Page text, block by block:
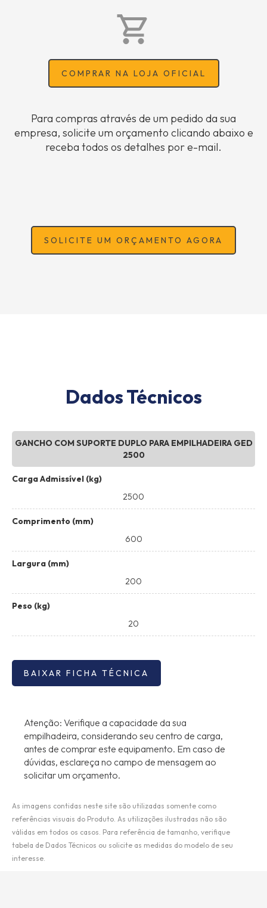
COMPRAR NA LOJA OFICIAL
Para compras através de um pedido da sua
empresa, solicite um orçamento clicando abaixo e
receba todos os detalhes por e-mail.
SOLICITE UM ORÇAMENTO AGORA
Dados Técnicos
GANCHO COM SUPORTE DUPLO PARA EMPILHADEIRA GED
2500
Carga Admissível (kg)
2500
Comprimento (mm)
600
Largura (mm)
200
Peso (kg)
20
BAIXAR FICHA TÉCNICA
Atenção: Verifique a capacidade da sua
empilhadeira, considerando seu centro de carga,
antes de comprar este equipamento. Em caso de
dúvidas, esclareça no campo de mensagem ao
solicitar um orçamento.
As imagens contidas neste site são utilizadas somente como
referências visuais do Produto. As utilizações ilustradas não são
válidas em todos os casos. Para referência de tamanho, verifique
tabela de Dados Técnicos ou solicite as medidas do modelo de seu
interesse.